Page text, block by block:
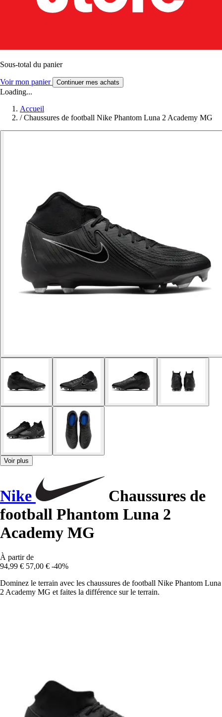
Sous-total du panier
Voir mon panier Continuer mes achats
Loading...
Accueil
/ Chaussures de football Nike Phantom Luna 2 Academy MG
Voir plus
Nike
Chaussures de
football Phantom Luna 2
Academy MG
À partir de
94,99 € 57,00 € -40%
Dominez le terrain avec les chaussures de football Nike Phantom Luna
2 Academy MG et faites la différence sur le terrain.